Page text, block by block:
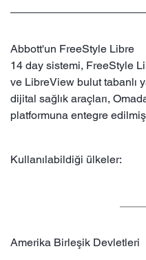
Abbott'un FreeStyle Libre
14 day sistemi, FreeStyle
ve LibreView bulut tabanlı
dijital sağlık araçları,
platformuna entegre
Kullanılabildiği ülkeler:
Amerika Birleşik Devletleri